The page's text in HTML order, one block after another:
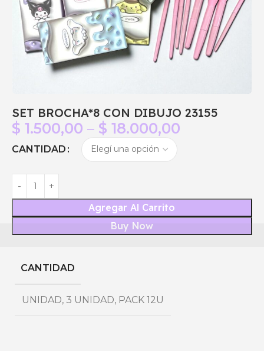
SET BROCHA*8 CON DIBUJO 23155
$ 1.500,00 – $ 18.000,00
CANTIDAD
Agregar Al Carrito
Buy Now
CANTIDAD
UNIDAD, 3 UNIDAD, PACK 12U